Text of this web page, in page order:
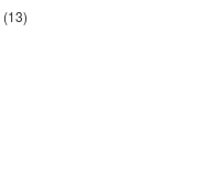
(13)